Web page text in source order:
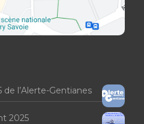
l’Alerte-Gentianes
2025